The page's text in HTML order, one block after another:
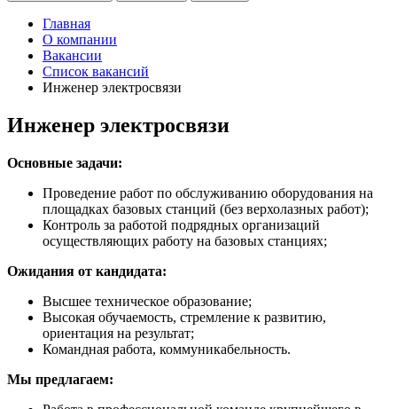
Главная
О компании
Вакансии
Список вакансий
Инженер электросвязи
Инженер электросвязи
Основные задачи:
Проведение работ по обслуживанию оборудования на
площадках базовых станций (без верхолазных работ);
Контроль за работой подрядных организаций
осуществляющих работу на базовых станциях;
Ожидания от кандидата:
Высшее техническое образование;
Высокая обучаемость, стремление к развитию,
ориентация на результат;
Командная работа, коммуникабельность.
Мы предлагаем: